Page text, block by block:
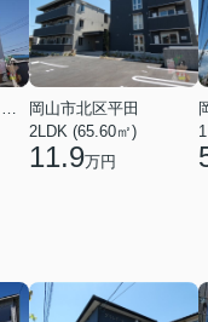
岡山市北区伊島町２丁目
岡山市北区平田
2LDK (65.60㎡)
11.9万円